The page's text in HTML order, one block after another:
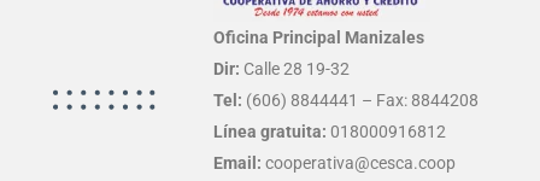
Oficina Principal Manizales
Dir: Calle 28 19-32
Tel: (606) 8844441 – Fax: 8844208
Línea gratuita: 018000916812
Email: cooperativa@cesca.coop